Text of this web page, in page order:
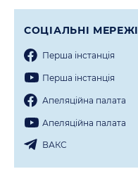
СОЦIАЛЬНI МЕРЕЖI
Перша iнстанцiя
Перша iнстанцiя
Апеляцiйна палата
Апеляцiйна палата
ВАКС